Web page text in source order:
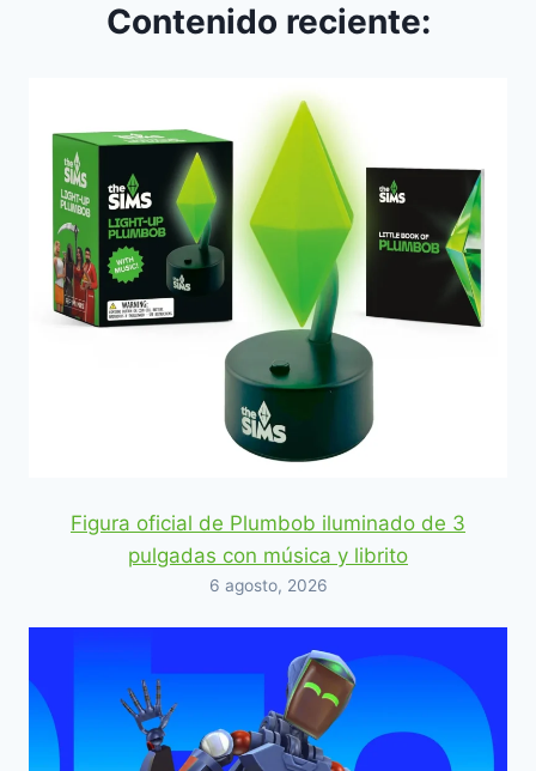
Contenido reciente:
Figura oficial de Plumbob iluminado de 3
pulgadas con música y librito
6 agosto, 2026